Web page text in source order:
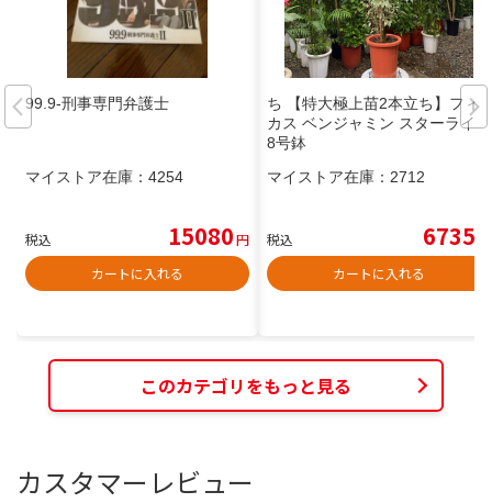
99.9-刑事専門弁護士
マイストア在庫： 4254
税込 15080円
カートに入れる
ち 【特大極上苗2本立ち】フィ
カス ベンジャミン スターライト
8号鉢
マイストア在庫： 2712
税込 6735
カートに入れる
このカテゴリをもっと見る
カスタマーレビュー